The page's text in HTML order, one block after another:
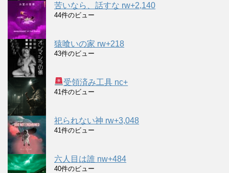
苦いなら、話すな rw+2,140
44件のビュー
猿喰いの家 rw+218
43件のビュー
受領済み工具 nc+
41件のビュー
祀られない神 rw+3,048
41件のビュー
六人目は誰 nw+484
40件のビュー